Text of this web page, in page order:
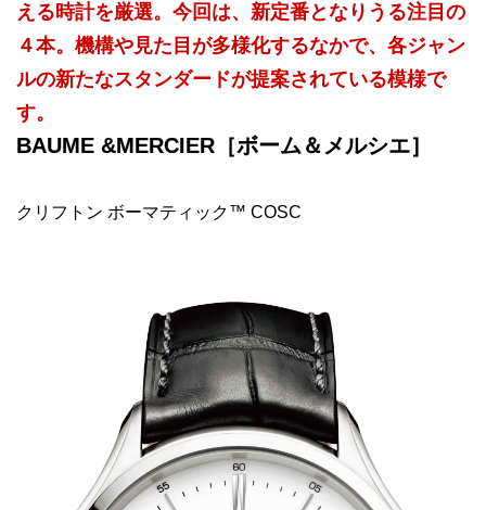
える時計を厳選。今回は、新定番となりうる注目の
４本。機構や見た目が多様化するなかで、各ジャン
ルの新たなスタンダードが提案されている模様で
す。
BAUME &MERCIER［ボーム＆メルシエ］
クリフトン ボーマティック™ COSC